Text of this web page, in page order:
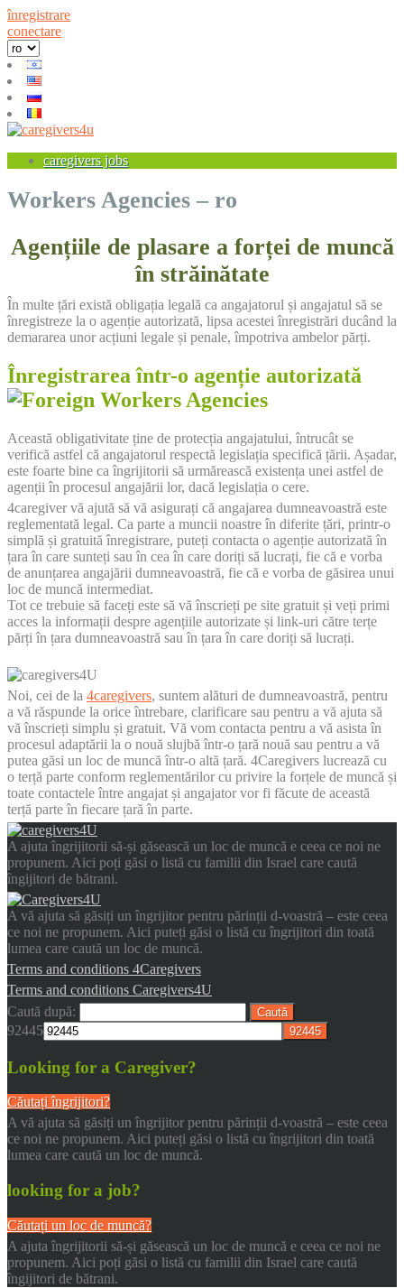
înregistrare
conectare
caregivers jobs
Workers Agencies – ro
Agențiile de plasare a forței de muncă
în străinătate
În multe țări există obligația legală ca angajatorul și angajatul să se
înregistreze la o agenție autorizată, lipsa acestei înregistrări ducând la
demararea unor acțiuni legale și penale, împotriva ambelor părți.
Înregistrarea într-o agenție autorizată
Această obligativitate ține de protecția angajatului, întrucât se
verifică astfel că angajatorul respectă legislația specifică țării. Așadar,
este foarte bine ca îngrijitorii să urmărească existența unei astfel de
agenții în procesul angajării lor, dacă legislația o cere.
4caregiver vă ajută să vă asigurați că angajarea dumneavoastră este
reglementată legal. Ca parte a muncii noastre în diferite țări, printr-o
simplă și gratuită înregistrare, puteți contacta o agenție autorizată în
țara în care sunteți sau în cea în care doriți să lucrați, fie că e vorba
de anunțarea angajării dumneavoastră, fie că e vorba de găsirea unui
loc de muncă intermediat.
Tot ce trebuie să faceți este să vă înscrieți pe site gratuit și veți primi
acces la informații despre agențiile autorizate și link-uri către terțe
părți în țara dumneavoastră sau în țara în care doriți să lucrați.
Noi, cei de la 4caregivers, suntem alături de dumneavoastră, pentru
a vă răspunde la orice întrebare, clarificare sau pentru a vă ajuta să
vă înscrieți simplu și gratuit. Vă vom contacta pentru a vă asista în
procesul adaptării la o nouă slujbă într-o țară nouă sau pentru a vă
putea găsi un loc de muncă într-o altă țară. 4Caregivers lucrează cu
o terță parte conform reglementărilor cu privire la forțele de muncă și
toate contactele între angajat și angajator vor fi făcute de această
terță parte în fiecare țară în parte.
A ajuta îngrijitorii să-și găsească un loc de muncă e ceea ce noi ne
propunem. Aici poți găsi o listă cu familii din Israel care caută
îngijitori de bătrani.
A vă ajuta să găsiți un îngrijitor pentru părinții d-voastră – este ceea
ce noi ne propunem. Aici puteți găsi o listă cu îngrijitori din toată
lumea care caută un loc de muncă.
Terms and conditions 4Caregivers
Terms and conditions Caregivers4U
Caută după:
92445
Looking for a Caregiver?
Căutați îngrijitori?
A vă ajuta să găsiți un îngrijitor pentru părinții d-voastră – este ceea
ce noi ne propunem. Aici puteți găsi o listă cu îngrijitori din toată
lumea care caută un loc de muncă.
looking for a job?
Căutați un loc de muncă?
A ajuta îngrijitorii să-și găsească un loc de muncă e ceea ce noi ne
propunem. Aici poți găsi o listă cu familii din Israel care caută
îngijitori de bătrani.